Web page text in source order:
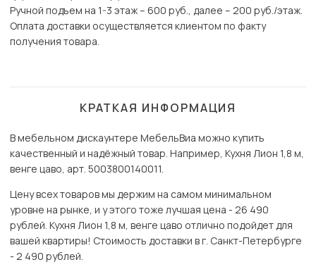
Ручной подъем на 1-3 этаж – 600 руб., далее – 200 руб./этаж.
Оплата доставки осуществляется клиентом по факту
получения товара.
КРАТКАЯ ИНФОРМАЦИЯ
В мебельном дискаунтере МебельВиа можно купить
качественный и надёжный товар. Например, Кухня Лион 1,8 м,
венге цаво, арт. 5003800140011.
Цену всех товаров мы держим на самом минимальном
уровне на рынке, и у этого тоже лучшая цена - 26 490
рублей. Кухня Лион 1,8 м, венге цаво отлично подойдет для
вашей квартиры! Стоимость доставки в г. Санкт-Петербурге
- 2 490 рублей.